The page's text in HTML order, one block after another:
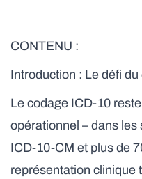
CONTENU :
Introduction : Le défi
Le codage ICD-10
opérationnel – dans
ICD-10-CM et plus de
représentation clinique